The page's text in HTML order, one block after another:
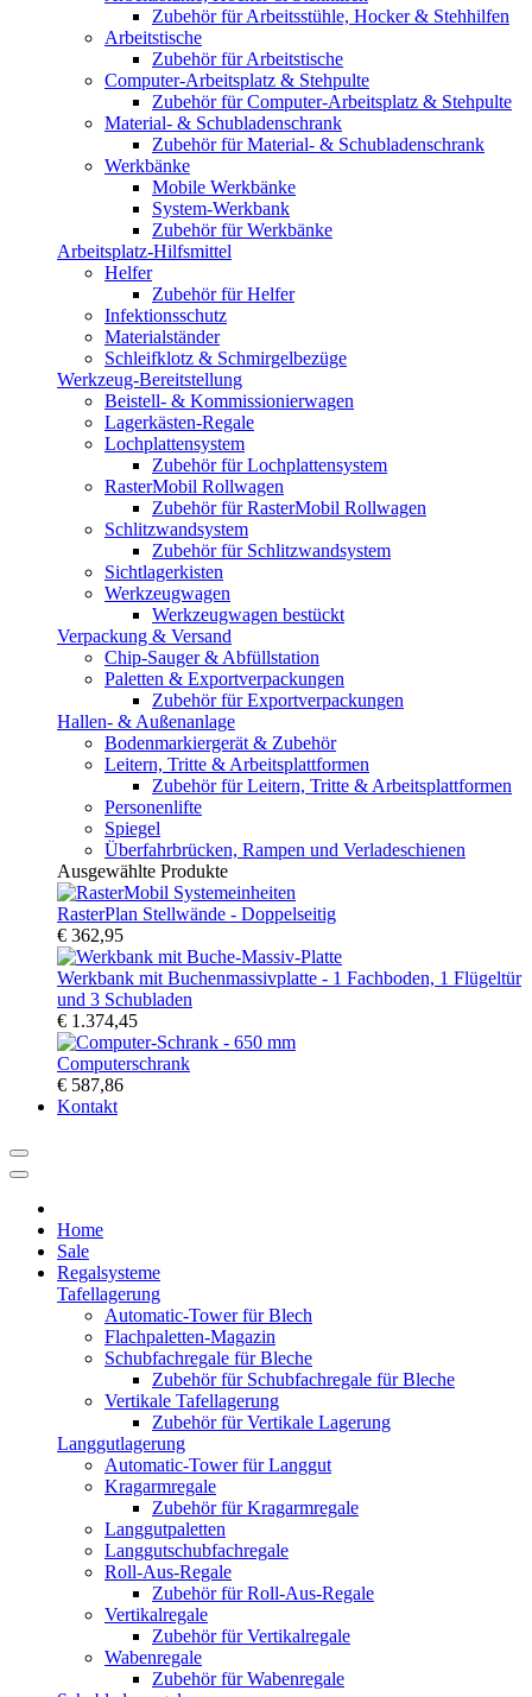
Zubehör für Arbeitsstühle, Hocker & Stehhilfen
Arbeitstische
Zubehör für Arbeitstische
Computer-Arbeitsplatz & Stehpulte
Zubehör für Computer-Arbeitsplatz & Stehpulte
Material- & Schubladenschrank
Zubehör für Material- & Schubladenschrank
Werkbänke
Mobile Werkbänke
System-Werkbank
Zubehör für Werkbänke
Arbeitsplatz-Hilfsmittel
Helfer
Zubehör für Helfer
Infektionsschutz
Materialständer
Schleifklotz & Schmirgelbezüge
Werkzeug-Bereitstellung
Beistell- & Kommissionierwagen
Lagerkästen-Regale
Lochplattensystem
Zubehör für Lochplattensystem
RasterMobil Rollwagen
Zubehör für RasterMobil Rollwagen
Schlitzwandsystem
Zubehör für Schlitzwandsystem
Sichtlagerkisten
Werkzeugwagen
Werkzeugwagen bestückt
Verpackung & Versand
Chip-Sauger & Abfüllstation
Paletten & Exportverpackungen
Zubehör für Exportverpackungen
Hallen- & Außenanlage
Bodenmarkiergerät & Zubehör
Leitern, Tritte & Arbeitsplattformen
Zubehör für Leitern, Tritte & Arbeitsplattformen
Personenlifte
Spiegel
Überfahrbrücken, Rampen und Verladeschienen
Ausgewählte Produkte
RasterPlan Stellwände - Doppelseitig
€ 362,95
Werkbank mit Buchenmassivplatte - 1 Fachboden, 1 Flügeltür
und 3 Schubladen
€ 1.374,45
Computerschrank
€ 587,86
Kontakt
Home
Sale
Regalsysteme
Tafellagerung
Automatic-Tower für Blech
Flachpaletten-Magazin
Schubfachregale für Bleche
Zubehör für Schubfachregale für Bleche
Vertikale Tafellagerung
Zubehör für Vertikale Lagerung
Langgutlagerung
Automatic-Tower für Langgut
Kragarmregale
Zubehör für Kragarmregale
Langgutpaletten
Langgutschubfachregale
Roll-Aus-Regale
Zubehör für Roll-Aus-Regale
Vertikalregale
Zubehör für Vertikalregale
Wabenregale
Zubehör für Wabenregale